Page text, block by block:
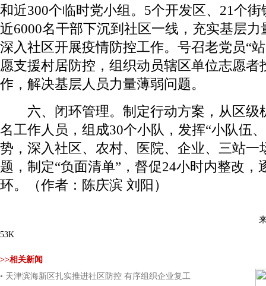
和近300个临时党小组。5个开发区、21个
近6000名干部下沉到社区一线，充实基层
深入社区开展疫情防控工作。号召老党员“
愿支援村居防控，组织动员辖区单位志愿者
作，解决基层人员力量薄弱问题。
六、闭环管理。制定行动方案，从区级
名工作人员，组成30个小队，发挥“小队伍
势，深入社区、农村、医院、企业、三站一
题，制定“负面清单”，督促24小时内整改，
环。（作者：陈庆滨 刘阳）
53K
>>相关新闻
• 天津滨海新区扎实推进社区防控 有序组织企业复工